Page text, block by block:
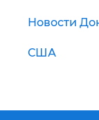
Новости
США